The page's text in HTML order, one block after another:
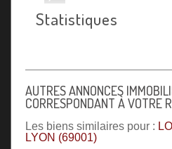
Statistiques
AUTRES ANNONCES
CORRESPONDANT À VOTRE
Les biens similaires pour :
LYON (69001)